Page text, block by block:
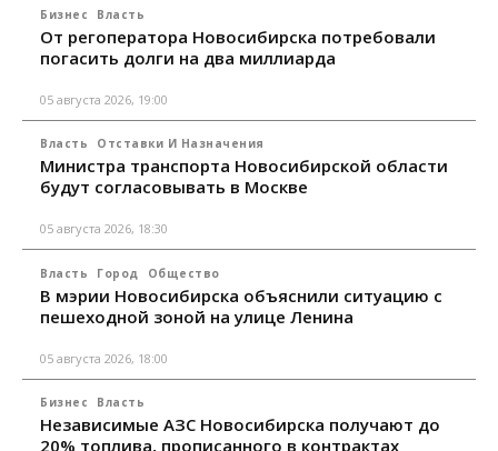
Бизнес Власть
От регоператора Новосибирска потребовали
погасить долги на два миллиарда
05 августа 2026, 19:00
Власть Отставки И Назначения
Министра транспорта Новосибирской области
будут согласовывать в Москве
05 августа 2026, 18:30
Власть Город Общество
В мэрии Новосибирска объяснили ситуацию с
пешеходной зоной на улице Ленина
05 августа 2026, 18:00
Бизнес Власть
Независимые АЗС Новосибирска получают до
20% топлива, прописанного в контрактах